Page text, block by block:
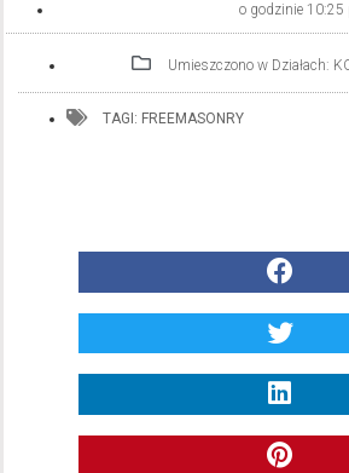
o godzinie 10:25
Umieszczono w Działach:
TAGI: FREEMASONRY